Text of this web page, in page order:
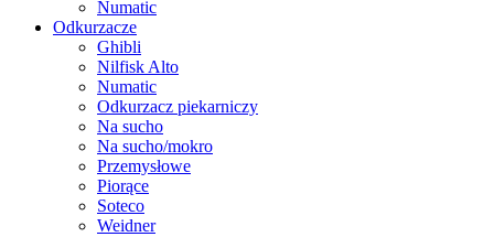
Numatic
Odkurzacze
Ghibli
Nilfisk Alto
Numatic
Odkurzacz piekarniczy
Na sucho
Na sucho/mokro
Przemysłowe
Piorące
Soteco
Weidner